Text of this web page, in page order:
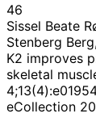
46
Sissel Beate
Stenberg
K2 improves
skeletal
eCollection